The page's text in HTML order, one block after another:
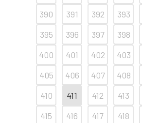
390
391 392 393
395
396 397 398
400
401 402 403
405
406 407 408
410
411 412 413
415
416 417 418